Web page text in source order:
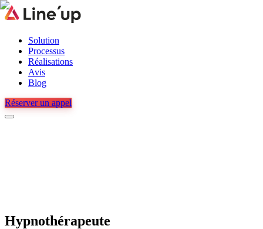
Solution
Processus
Réalisations
Avis
Blog
Réserver un appel
Hypnothérapeute